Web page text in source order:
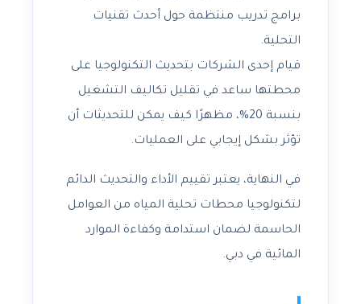
برامج تدريب منتظمة حول أحدث تقنيات
التحلية.
قيام إحدى الشركات بتحديث التكنولوجيا على
محطتها ساعد في تقليل تكاليف التشغيل
بنسبة 20%، مظهرًا كيف يمكن للتحديثات أن
تؤثر بشكل إيجابي على العمليات.
في النهاية، يعتبر تقييم الأداء والتحديث الدائم
لتكنولوجيا محطات تحلية المياه من العوامل
الحاسمة لضمان استدامة وكفاءة الموارد
المائية في دبي.